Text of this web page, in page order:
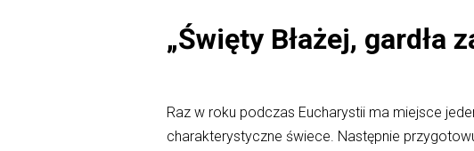
„Święty Błażej, gardła
Raz w roku podczas Eucharystii ma miejsce
charakterystyczne świece. Następnie